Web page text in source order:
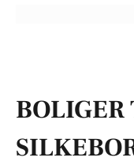
BOLIGER